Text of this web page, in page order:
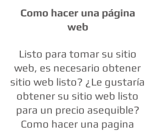
Como hacer una página
web
Listo para tomar su sitio
web, es necesario obtener
sitio web listo? ¿Le gustaría
obtener su sitio web listo
para un precio asequible?
Como hacer una pagina